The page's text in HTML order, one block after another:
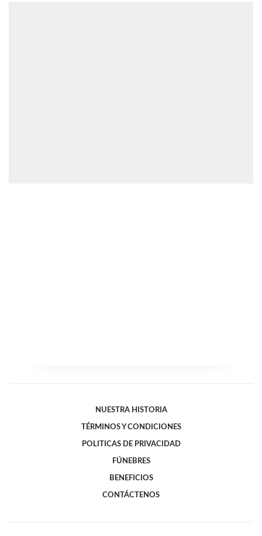
NUESTRA HISTORIA
TÉRMINOS Y CONDICIONES
POLITICAS DE PRIVACIDAD
FÚNEBRES
BENEFICIOS
CONTÁCTENOS